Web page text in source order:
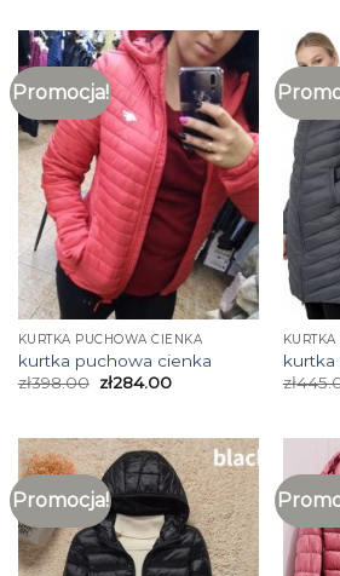
Promocja!
KURTKA PUCHOWA CIENKA
kurtka puchowa cienka
zł398.00 zł284.00
kurtka
zł
Promocja!